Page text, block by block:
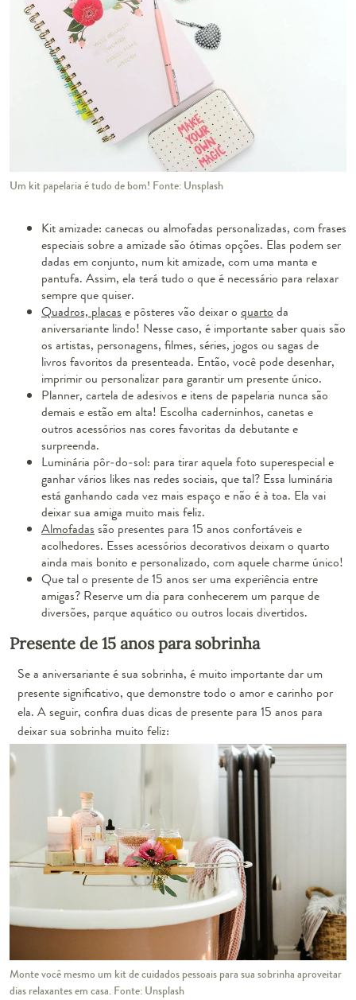
Um kit papelaria é tudo de bom! Fonte: Unsplash
Kit amizade: canecas ou almofadas personalizadas, com frases
especiais sobre a amizade são ótimas opções. Elas podem ser
dadas em conjunto, num kit amizade, com uma manta e
pantufa. Assim, ela terá tudo o que é necessário para relaxar
sempre que quiser.
Quadros, placas e pôsteres vão deixar o quarto da
aniversariante lindo! Nesse caso, é importante saber quais são
os artistas, personagens, filmes, séries, jogos ou sagas de
livros favoritos da presenteada. Então, você pode desenhar,
imprimir ou personalizar para garantir um presente único.
Planner, cartela de adesivos e itens de papelaria nunca são
demais e estão em alta! Escolha caderninhos, canetas e
outros acessórios nas cores favoritas da debutante e
surpreenda.
Luminária pôr-do-sol: para tirar aquela foto superespecial e
ganhar vários likes nas redes sociais, que tal? Essa luminária
está ganhando cada vez mais espaço e não é à toa. Ela vai
deixar sua amiga muito mais feliz.
Almofadas são presentes para 15 anos confortáveis e
acolhedores. Esses acessórios decorativos deixam o quarto
ainda mais bonito e personalizado, com aquele charme único!
Que tal o presente de 15 anos ser uma experiência entre
amigas? Reserve um dia para conhecerem um parque de
diversões, parque aquático ou outros locais divertidos.
Presente de 15 anos para sobrinha
Se a aniversariante é sua sobrinha, é muito importante dar um
presente significativo, que demonstre todo o amor e carinho por
ela. A seguir, confira duas dicas de presente para 15 anos para
deixar sua sobrinha muito feliz:
Monte você mesmo um kit de cuidados pessoais para sua sobrinha aproveitar
dias relaxantes em casa. Fonte: Unsplash